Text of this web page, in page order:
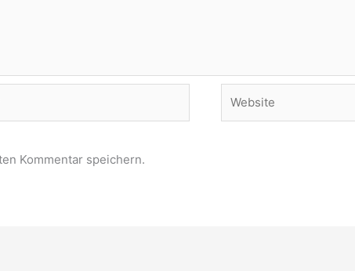
Kommentar speichern.